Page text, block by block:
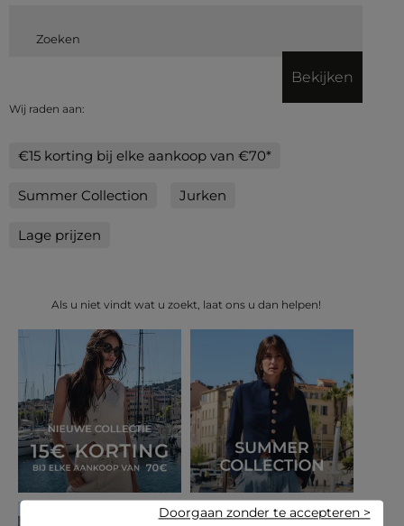
Bekijken
Wij raden aan:
€15 korting bij elke aankoop van €70*
Summer Collection Jurken
Lage prijzen
Als u niet vindt wat u zoekt, laat ons u dan helpen!
Doorgaan zonder te accepteren >